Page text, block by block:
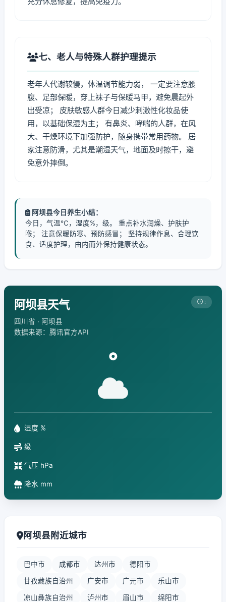
七、老人与特殊人群护理提示
老年人代谢较慢，体温调节能力弱， 一定要注意腰
腹、足部保暖，穿上袜子与保暖马甲，避免晨起外
出受凉； 皮肤敏感人群今日减少刺激性化妆品使
用，以基础保湿为主； 有鼻炎、哮喘的人群，在风
大、干燥环境下加强防护，随身携带常用药物。 居
家注意防滑，尤其是潮湿天气，地面及时擦干，避
免意外摔倒。
阿坝县今日养生小结：
今日，气温℃，湿度%，级。 重点补水润燥、护肤护
喉； 注意保暖防寒、预防感冒； 坚持规律作息、合理饮
食、适度护理，由内而外保持健康状态。
阿坝县天气
四川省 · 阿坝县
数据来源：腾讯官方API
:
°
湿度 %
级
气压 hPa
降水 mm
阿坝县附近城市
巴中市 成都市 达州市 德阳市
甘孜藏族自治州 广安市 广元市 乐山市
凉山彝族自治州 泸州市 眉山市 绵阳市